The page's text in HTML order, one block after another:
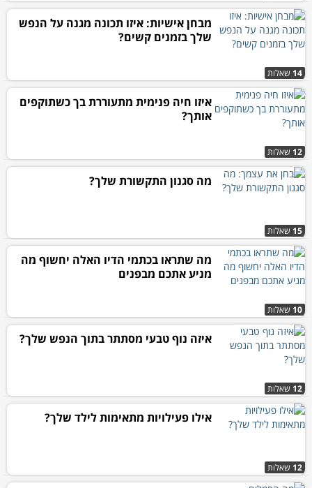
14 שאלות
מבחן אישיות: איזו תכונה מגנה על הנפש
שלך בזמנים קשים?
12 שאלות
איזו חיה פנימית מתעוררת בך כשתוקפים
אותך?
15 שאלות
מה סגנון התקשורת שלך?
10 שאלות
מה שתראו בכתמי הדיו האלה יחשוף מה
מניע אתכם מבפנים
12 שאלות
איזה נוף טבעי מסתתר בתוך הנפש שלך?
12 שאלות
אילו פעילויות מתאימות לילד שלך?